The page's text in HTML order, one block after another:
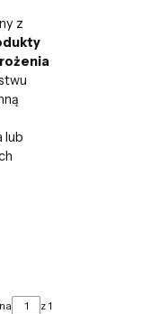
z
lub
z 1